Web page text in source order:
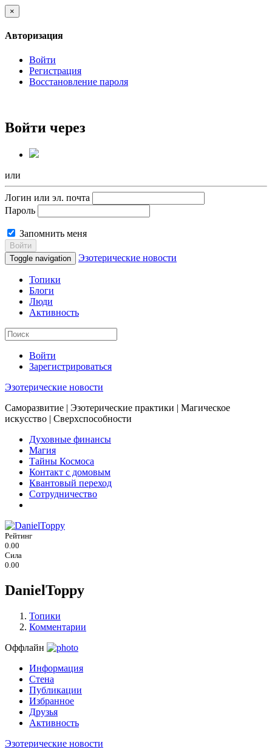
×
Авторизация
Войти
Регистрация
Восстановление пароля
Войти через
или
Логин или эл. почта
Пароль
Запомнить меня
Войти
Toggle navigation
Эзотерические новости
Топики
Блоги
Люди
Активность
Войти
Зарегистрироваться
Эзотерические новости
Саморазвитие | Эзотерические практики | Магическое
искусство | Сверхспособности
Духовные финансы
Магия
Тайны Космоса
Контакт с домовым
Квантовый переход
Сотрудничество
Рейтинг
0.00
Сила
0.00
DanielToppy
Топики
Комментарии
Оффлайн
Информация
Стена
Публикации
Избранное
Друзья
Активность
Эзотерические новости